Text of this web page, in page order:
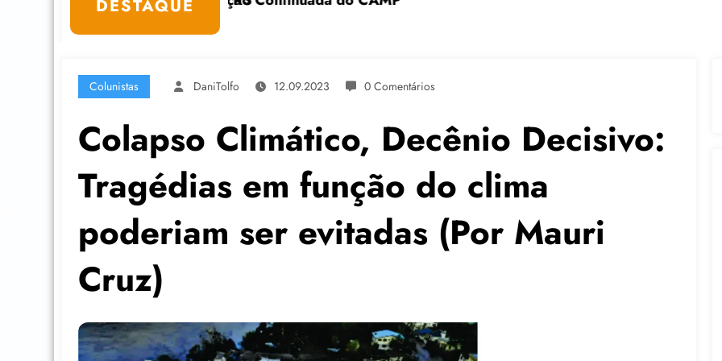
DESTAQUE
Colunistas DaniTolfo 12.09.2023 0 Comentários
Colapso Climático, Decênio Decisivo:
Tragédias em função do clima
poderiam ser evitadas (Por Mauri
Cruz)